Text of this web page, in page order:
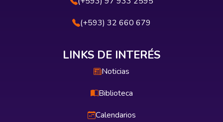
(+593) 32 660 679
LINKS DE INTERÉS
Noticias
Biblioteca
Calendarios